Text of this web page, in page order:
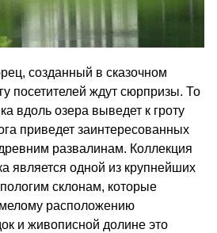
созданный в сказочном
посетителей ждут сюрпризы. То
вдоль озера выведет к гроту
приведет заинтересованных
развалинам. Коллекция
является одной из крупнейших
склонам, которые
расположению
и живописной долине это